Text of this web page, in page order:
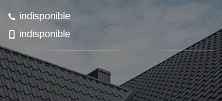
indisponible
indisponible